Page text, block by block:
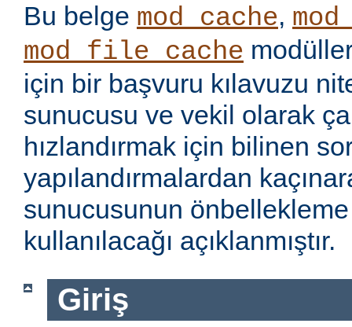
Bu belge mod_cache,
mod_file_cache
için bir başvuru kılavuzu
sunucusu ve vekil olarak
hızlandırmak için bilinen
yapılandırmalardan
sunucusunun
kullanılacağı açıklanmıştır.
Giriş